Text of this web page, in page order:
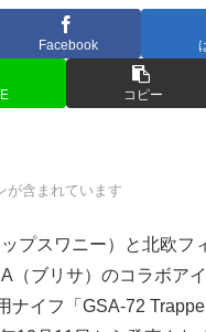
Facebook
コピー
が含まれています
プスワニー）と北欧フ
（ブリサ）のコラボア
ナイフ「GSA-72